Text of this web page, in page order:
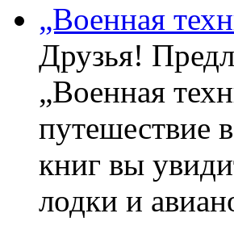
„Военная
Друзья!
„Военная
путешествие
книг вы
лодки и